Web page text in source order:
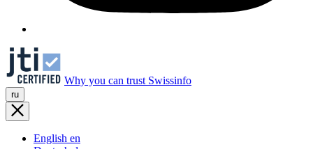
Why you can trust Swissinfo
ru
English en